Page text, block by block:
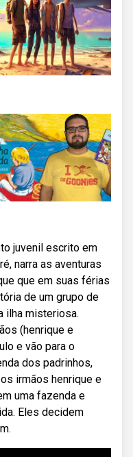
juvenil escrito em
narra as aventuras
que em suas férias
de um grupo de
ilha misteriosa.
(henrique e
e vão para o
dos padrinhos,
irmãos henrique e
uma fazenda e
Eles decidem